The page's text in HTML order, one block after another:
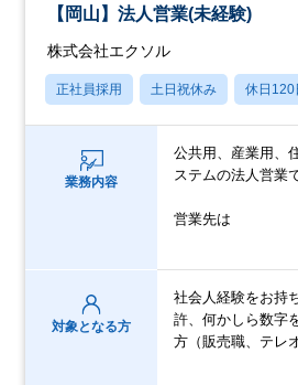
【岡山】法人営業(未経験)
株式会社エクソル
正社員採用 土日祝休み 休日120
業務内容
公共用、産業用、
ステムの法人営業
営業先は
対象となる方
社会人経験をお持
許、何かしら数字
方（販売職、テレ